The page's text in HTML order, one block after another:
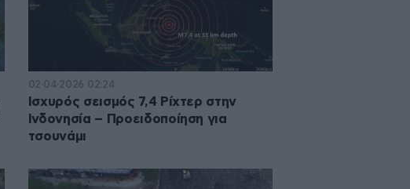
02·04·2026 02:24
Ισχυρός σεισμός 7,4 Ρίχτερ στην
Ινδονησία – Προειδοποίηση για
τσουνάμι